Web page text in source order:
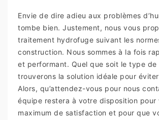
Envie de dire adieu aux problèmes
tombe bien. Justement, nous vous
traitement hydrofuge suivant les
construction. Nous sommes à la fois
et performant. Quel que soit le type de
trouverons la solution idéale pour éviter
Alors, qu’attendez-vous pour nous
équipe restera à votre disposition pour
maximum de satisfaction et pour que